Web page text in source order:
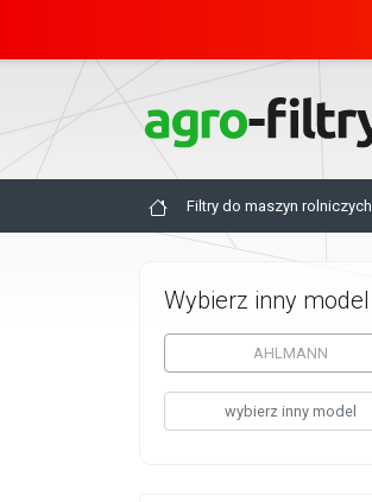
Filtry do maszyn rolniczych
Wybierz inny model
AHLMANN
wybierz inny model